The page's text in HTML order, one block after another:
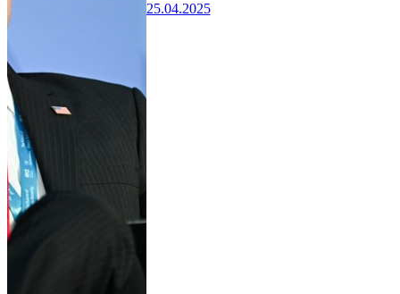
25.04.2025